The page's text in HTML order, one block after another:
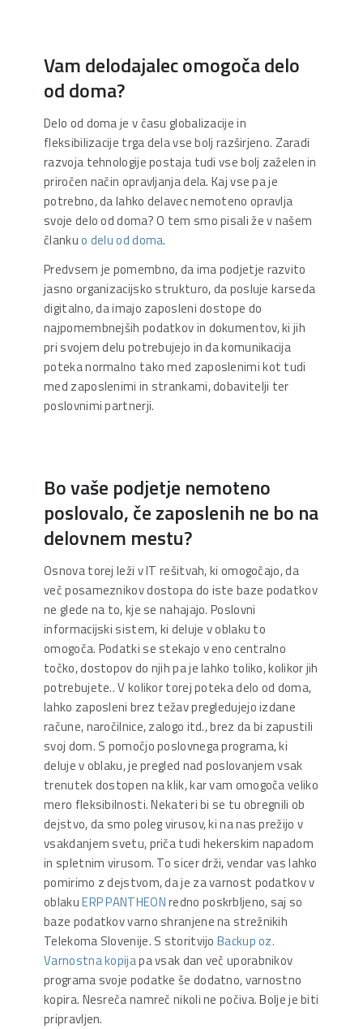
Vam delodajalec omogoča delo
od doma?
Delo od doma je v času globalizacije in
fleksibilizacije trga dela vse bolj razširjeno. Zaradi
razvoja tehnologije postaja tudi vse bolj zaželen in
priročen način opravljanja dela. Kaj vse pa je
potrebno, da lahko delavec nemoteno opravlja
svoje delo od doma? O tem smo pisali že v našem
člankuo delu od doma.
Predvsem je pomembno, da ima podjetje razvito
jasno organizacijsko strukturo, da posluje karseda
digitalno, da imajo zaposleni dostope do
najpomembnejših podatkov in dokumentov, ki jih
pri svojem delu potrebujejo in da komunikacija
poteka normalno tako med zaposlenimi kot tudi
med zaposlenimi in strankami, dobavitelji ter
poslovnimi partnerji.
Bo vaše podjetje nemoteno
poslovalo, če zaposlenih ne bo na
delovnem mestu?
Osnova torej leži v IT rešitvah, ki omogočajo, da
več posameznikov dostopa do iste baze podatkov
ne glede na to, kje se nahajajo. Poslovni
informacijski sistem, ki deluje v oblaku to
omogoča. Podatki se stekajo v eno centralno
točko, dostopov do njih pa je lahko toliko, kolikor jih
potrebujete.. V kolikor torej poteka delo od doma,
lahko zaposleni brez težav pregledujejo izdane
račune, naročilnice, zalogo itd., brez da bi zapustili
svoj dom. S pomočjo poslovnega programa, ki
deluje v oblaku, je pregled nad poslovanjem vsak
trenutek dostopen na klik, kar vam omogoča veliko
mero fleksibilnosti. Nekateri bi se tu obregnili ob
dejstvo, da smo poleg virusov, ki na nas prežijo v
vsakdanjem svetu, priča tudi hekerskim napadom
in spletnim virusom. To sicer drži, vendar vas lahko
pomirimo z dejstvom, da je za varnost podatkov v
oblakuERP PANTHEONredno poskrbljeno, saj so
baze podatkov varno shranjene na strežnikih
Telekoma Slovenije. S storitvijoBackup oz.
Varnostna kopijapa vsak dan več uporabnikov
programa svoje podatke še dodatno, varnostno
kopira. Nesreča namreč nikoli ne počiva. Bolje je biti
pripravljen.